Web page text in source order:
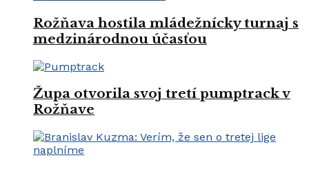
Rožňava hostila mládežnícky turnaj s
medzinárodnou účasťou
Župa otvorila svoj tretí pumptrack v
Rožňave